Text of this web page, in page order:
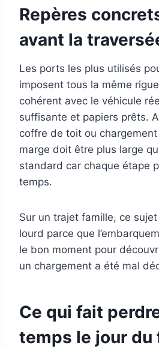
Repères
avant la
Les ports les plus utilisés
imposent tous la même
cohérent avec le véhicule
suffisante et papiers prêts.
coffre de toit ou
marge doit être plus large
standard car chaque étape
temps.
Sur un trajet famille, ce
lourd parce que
le bon moment pour
un chargement a été mal
Ce qui fait
temps le jour du